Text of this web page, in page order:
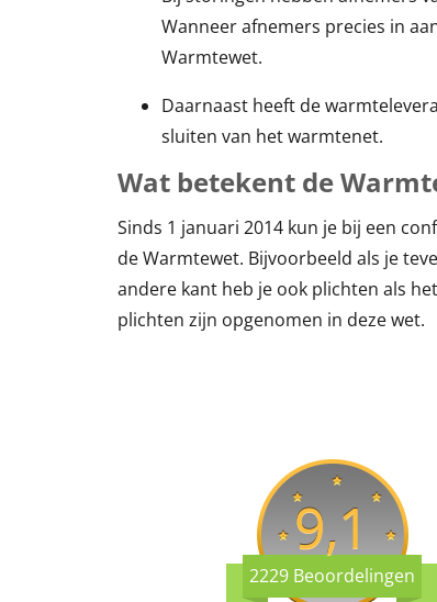
Wanneer afnemers precies in
Warmtewet.
Daarnaast heeft de
sluiten van het warmtenet.
Wat betekent de
Sinds 1 januari 2014 kun je bij een
de Warmtewet. Bijvoorbeeld als je
andere kant heb je ook plichten als
plichten zijn opgenomen in deze wet.
9,1
2229 Beoordelingen